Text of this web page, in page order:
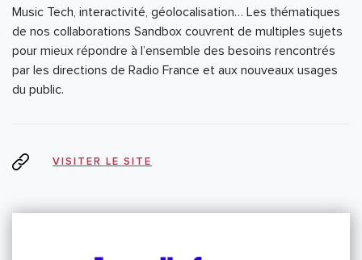
Music Tech, interactivité, géolocalisation… Les thématiques
de nos collaborations Sandbox couvrent de multiples sujets
pour mieux répondre à l’ensemble des besoins rencontrés
par les directions de Radio France et aux nouveaux usages
du public.
VISITER LE SITE